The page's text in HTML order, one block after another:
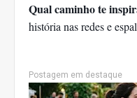
Qual caminho te
história nas redes e
Postagem em destaque